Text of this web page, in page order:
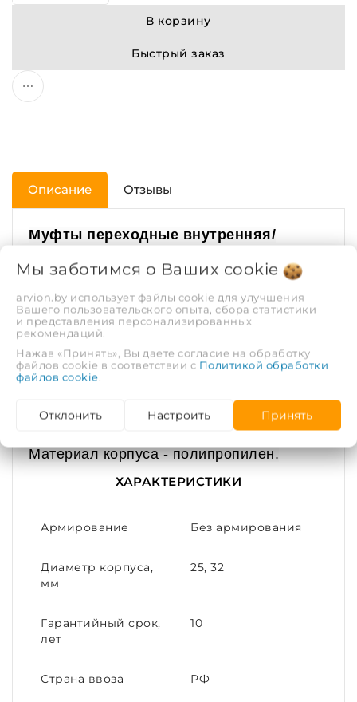
В корзину
Быстрый заказ
Описание Отзывы
Муфты переходные внутренняя/
с фитингом большего диаметра.
Выпускаются диаметрами 25/20 мм, 32/20
мм, 32/25 мм, 40/20 мм, 40/25 мм, 40/32
мм, 50/40 мм, 63/20 мм, 63/25 мм, 63/40
мм и 63/50 мм. Длина муфты от 14.5 до
34 мм. Применяется при максимальной
(кратковременная - 95ºС). Гарантия 10
лет. Срок службы - не менее 50 лет.
Материал корпуса - полипропилен.
ХАРАКТЕРИСТИКИ
Армирование Без армирования
Диаметр корпуса,
мм
25, 32
Гарантийный срок,
лет
10
Страна ввоза РФ
Мы заботимся о Ваших cookie
arvion.by использует файлы cookie для улучшения
Вашего пользовательского опыта, сбора статистики
и представления персонализированных
рекомендаций.
Нажав «Принять», Вы даете согласие на обработку
файлов cookie в соответствии с Политикой обработки
файлов cookie.
Отклонить Настроить Принять